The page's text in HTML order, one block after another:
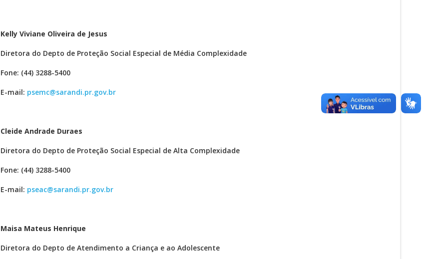
Kelly Viviane Oliveira de Jesus
Diretora do Depto de Proteção Social Especial de Média Complexidade
Fone: (44) 3288-5400
E-mail: psemc@sarandi.pr.gov.br
Cleide Andrade Duraes
Diretora do Depto de Proteção Social Especial de Alta Complexidade
Fone: (44) 3288-5400
E-mail: pseac@sarandi.pr.gov.br
Maisa Mateus Henrique
Diretora do Depto de Atendimento a Criança e ao Adolescente